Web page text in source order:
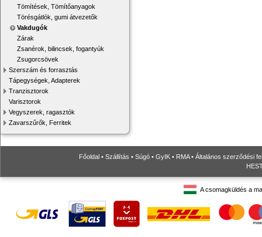
Tömítések, Tömítőanyagok
Törésgátlók, gumi átvezetők
Vakdugók
Zárak
Zsanérok, bilincsek, fogantyúk
Zsugorcsövek
Szerszám és forrasztás
Tápegységek, Adapterek
Tranzisztorok
Varisztorok
Vegyszerek, ragasztók
Zavarszűrők, Ferritek
Főoldal • Szállítás • Súgó • GyIK • RMA• Általános szerződési
A csomagküldés a